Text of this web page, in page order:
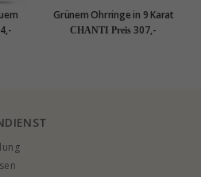
Grünem Ohrringe in 9 Karat
Gold mit Synthetischer
CHANTI Preis 307,-